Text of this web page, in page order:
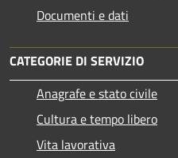
Documenti e dati
CATEGORIE DI SERVIZIO
Anagrafe e stato civile
Cultura e tempo libero
Vita lavorativa